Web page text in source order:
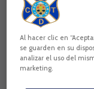
Al hacer clic en
se guarden en su
analizar el uso del
marketing.